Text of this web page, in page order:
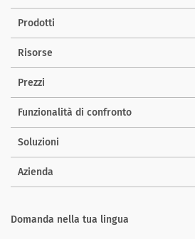
Prodotti
Risorse
Prezzi
Funzionalità di confronto
Soluzioni
Azienda
Domanda nella tua lingua